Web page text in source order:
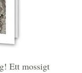
Ett mossigt